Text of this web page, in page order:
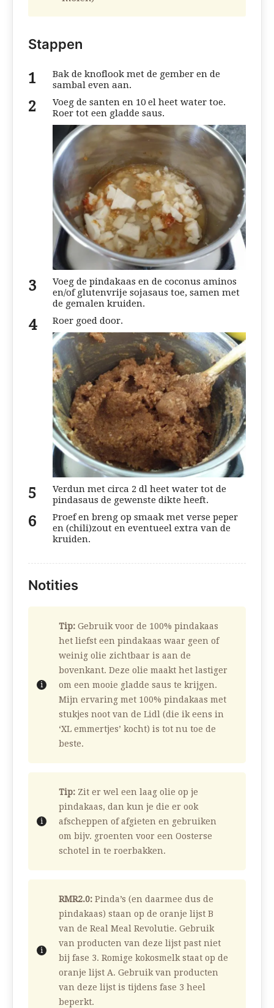
Stappen
Bak de knoflook met de gember en de
sambal even aan.
Voeg de santen en 10 el heet water toe.
Roer tot een gladde saus.
Voeg de pindakaas en de coconus aminos
en/of glutenvrije sojasaus toe, samen met
de gemalen kruiden.
Roer goed door.
Verdun met circa 2 dl heet water tot de
pindasaus de gewenste dikte heeft.
Proef en breng op smaak met verse peper
en (chili)zout en eventueel extra van de
kruiden.
Notities
Tip: Gebruik voor de 100% pindakaas
het liefst een pindakaas waar geen of
weinig olie zichtbaar is aan de
bovenkant. Deze olie maakt het lastiger
om een mooie gladde saus te krijgen.
Mijn ervaring met 100% pindakaas met
stukjes noot van de Lidl (die ik eens in
‘XL emmertjes’ kocht) is tot nu toe de
beste.
Tip: Zit er wel een laag olie op je
pindakaas, dan kun je die er ook
afscheppen of afgieten en gebruiken
om bijv. groenten voor een Oosterse
schotel in te roerbakken.
RMR2.0: Pinda’s (en daarmee dus de
pindakaas) staan op de oranje lijst B
van de Real Meal Revolutie. Gebruik
van producten van deze lijst past niet
bij fase 3. Romige kokosmelk staat op de
oranje lijst A. Gebruik van producten
van deze lijst is tijdens fase 3 heel
beperkt.